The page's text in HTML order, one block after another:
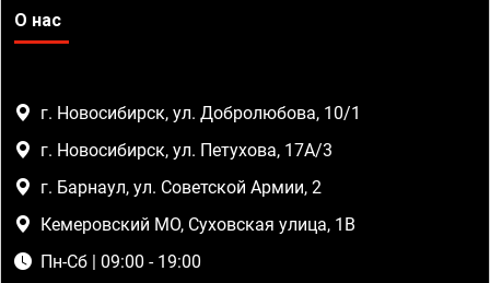
О нас
г. Новосибирск, ул. Добролюбова, 10/1
г. Новосибирск, ул. Петухова, 17А/3
г. Барнаул, ул. Советской Армии, 2
Кемеровский МО, Суховская улица, 1В
Пн-Сб | 09:00 - 19:00